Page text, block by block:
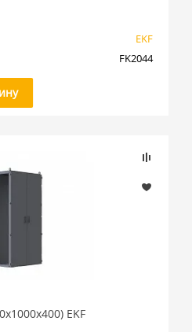
EKF
FK2044
EKF